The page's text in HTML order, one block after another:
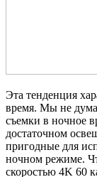
Эта тенденция
время. Мы не
съемки в ночное
достаточном
пригодные для
ночном режиме.
скоростью 4K 60